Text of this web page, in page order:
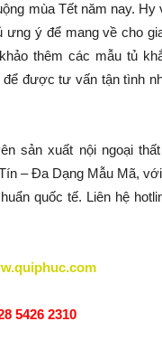
mùa Tết năm nay. Hy
ý để mang về cho
thêm các mẫu tủ
để được tư vấn tận tình
sản xuất nội ngoại
– Đa Dạng Mẫu Mã,
quốc tế. Liên hệ
5426 2310